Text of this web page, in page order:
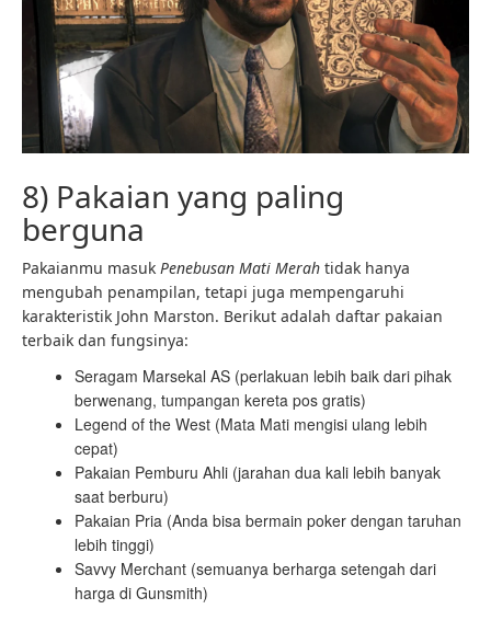
8) Pakaian yang paling
berguna
Pakaianmu masuk Penebusan Mati Merah tidak hanya
mengubah penampilan, tetapi juga mempengaruhi
karakteristik John Marston. Berikut adalah daftar pakaian
terbaik dan fungsinya:
Seragam Marsekal AS (perlakuan lebih baik dari pihak
berwenang, tumpangan kereta pos gratis)
Legend of the West (Mata Mati mengisi ulang lebih
cepat)
Pakaian Pemburu Ahli (jarahan dua kali lebih banyak
saat berburu)
Pakaian Pria (Anda bisa bermain poker dengan taruhan
lebih tinggi)
Savvy Merchant (semuanya berharga setengah dari
harga di Gunsmith)